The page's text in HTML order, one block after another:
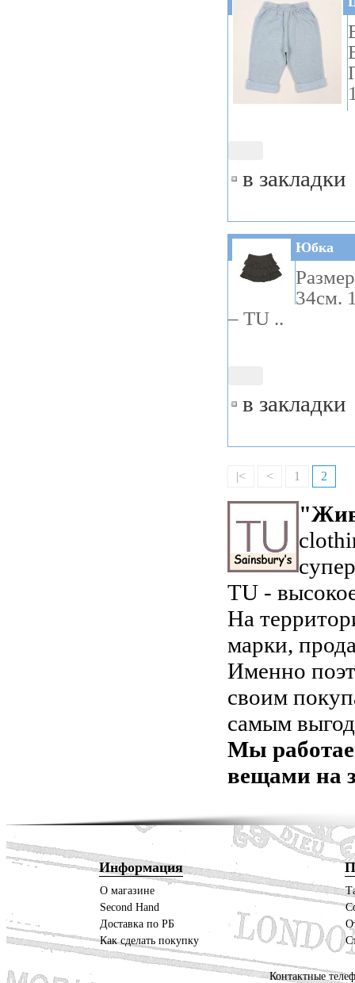
в закладки
Юбка
34см.
– TU ..
в закладки
|< < 1 2
TU -
На
марки,
Именно
своим
самым
Мы
вещами на
Информация
О магазине
Second Hand
Доставка по РБ
Как сделать покупку
Контактные